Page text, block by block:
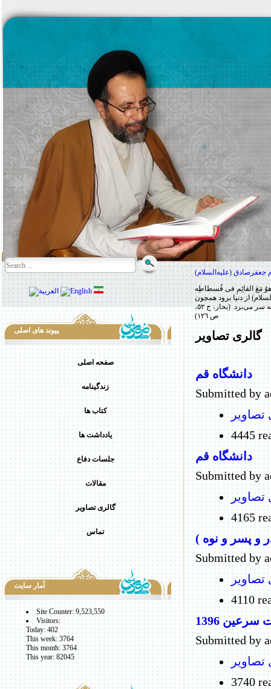
جعفرصادق (علیه‌السلام)
از دنیا برود همچون
کسی است که در خیمه و معیت آن حضرت در حال جهاد به سر می‌برد. (بحار، ج ٥٢،
ص ١٢٦)
پیوند های اصلی
صفحه اصلی
زندگینامه
کتاب ها
يادداشت ها
جلسات دفاع
مقالات
گالری تصاویر
تماس
آمار سايت
Site Counter: 9,523,550
Visitors:
Today: 402
This week: 3764
This month: 3764
This year: 82045
گالری تصاویر
دانشگاه قم
Submitted by
تصاویر
4445
دانشگاه قم
Submitted by
تصاویر
4165
و پسر و نوه )
Submitted by
تصاویر
4110
سرعین 1396
Submitted by
تصاویر
3740